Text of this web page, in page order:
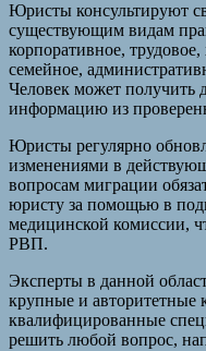
Юристы консультируют
существующим видам
корпоративное, трудовое,
семейное,
Человек может получить
информацию из
Юристы регулярно
изменениями в
вопросам миграции
юристу за помощью в
медицинской комиссии,
РВП.
Эксперты в данной
крупные и авторитетные
квалифицированные
решить любой вопрос,